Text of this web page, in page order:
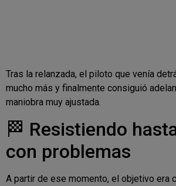
Tras la relanzada, el piloto que venía
mucho más y finalmente consiguió
maniobra muy ajustada.
🏁 Resistiendo
con problemas
A partir de ese momento, el objetivo era